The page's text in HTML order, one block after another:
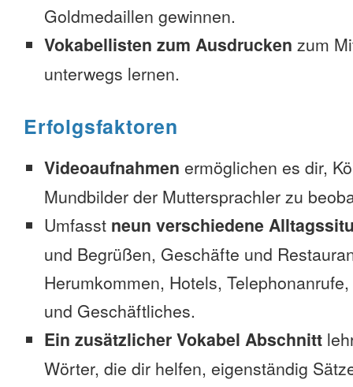
Goldmedaillen gewinnen.
Vokabellisten zum Ausdrucken zum
unterwegs lernen.
Erfolgsfaktoren
Videoaufnahmen ermöglichen es dir,
Mundbilder der Muttersprachler zu
Umfasst neun verschiedene
und Begrüßen, Geschäfte und
Herumkommen, Hotels,
und Geschäftliches.
Ein zusätzlicher Vokabel Abschnitt
Wörter, die dir helfen, eigenständig